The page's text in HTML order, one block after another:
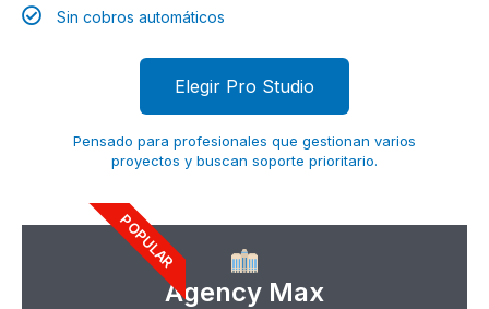
Sin cobros automáticos
Elegir Pro Studio
Pensado para profesionales que gestionan varios
proyectos y buscan soporte prioritario.
POPULAR
Agency Max